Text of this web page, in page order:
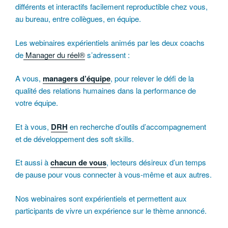
différents et interactifs facilement reproductible chez vous,
au bureau, entre collègues, en équipe.
Les webinaires expérientiels animés par les deux coachs
de Manager du réel®s’adressent :
A vous, managers d’équipe, pour relever le défi de la
qualité des relations humaines dans la performance de
votre équipe.
Et à vous, DRH en recherche d’outils d’accompagnement
et de développement des soft skills.
Et aussi àchacun de vous, lecteurs désireux d’un temps
de pause pour vous connecter à vous-même et aux autres.
Nos webinaires sont expérientiels et permettent aux
participants de vivre un expérience sur le thème annoncé.